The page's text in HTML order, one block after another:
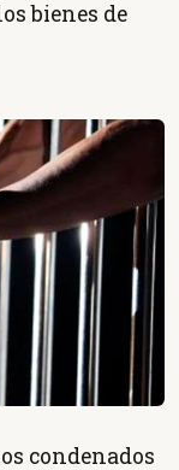
bienes de
condenados